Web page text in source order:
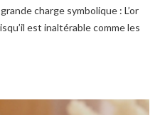
charge symbolique : L’or
est inaltérable comme les